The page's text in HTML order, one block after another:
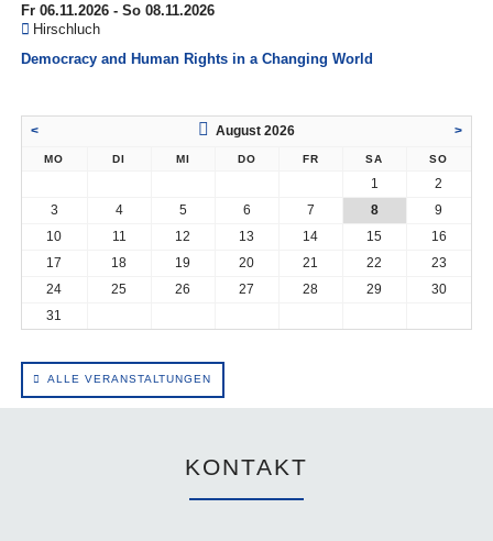
Fr 06.11.2026 - So 08.11.2026
Hirschluch
Democracy and Human Rights in a Changing World
< August 2026 >
MO DI MI DO FR SA SO
1
2
3
4 5 6 7 8
9
10
11 12 13 14 15
16
17
18 19 20 21 22
23
24
25 26 27 28 29
30
31
ALLE VERANSTALTUNGEN
KONTAKT